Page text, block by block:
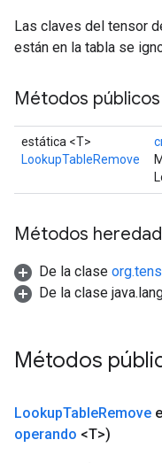
Las claves del tensor
están en la tabla se
Métodos públicos
estática <T>
LookupTableRemove
Métodos
De la clase
De la clase
Métodos
LookupTableRemove
operando <T>)